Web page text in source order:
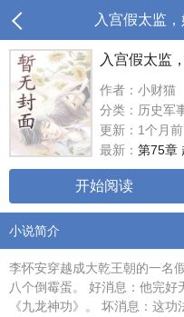
入宫假太监
入宫假太监
作者：小财猫
分类：历史军
更新：1个月前
最新： 第75章
开始阅读
小说简介
李怀安穿越成大乾王朝的一名
八个倒霉蛋。 好消息：他完
《九龙神功》。 坏消息：这